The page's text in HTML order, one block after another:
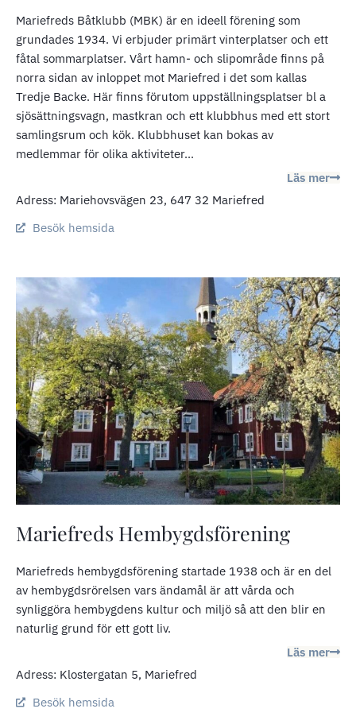
Mariefreds Båtklubb (MBK) är en ideell förening som
grundades 1934. Vi erbjuder primärt vinterplatser och ett
fåtal sommarplatser. Vårt hamn- och slipområde finns på
norra sidan av inloppet mot Mariefred i det som kallas
Tredje Backe. Här finns förutom uppställningsplatser bl a
sjösättningsvagn, mastkran och ett klubbhus med ett stort
samlingsrum och kök. Klubbhuset kan bokas av
medlemmar för olika aktiviteter...
Läs mer
Adress: Mariehovsvägen 23, 647 32 Mariefred
Besök hemsida
Mariefreds Hembygdsförening
Mariefreds hembygdsförening startade 1938 och är en del
av hembygdsrörelsen vars ändamål är att vårda och
synliggöra hembygdens kultur och miljö så att den blir en
naturlig grund för ett gott liv.
Läs mer
Adress: Klostergatan 5, Mariefred
Besök hemsida